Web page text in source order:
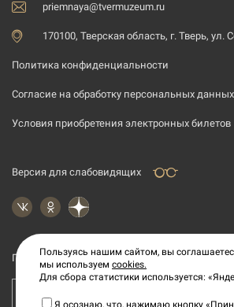
priemnaya@tvermuzeum.ru
170100, Тверская область, г. Тверь, ул.
Политика конфиденциальности
Согласие на обработку персональных данных
Условия приобретения электронных билетов
Версия для слабовидящих
Подпишитесь на рассылку новостей
Ваш e-mail адрес
Пользуясь нашим сайтом, вы
мы используем cookies.
Для сбора статистики используется:
Я осознаю, что, нажимаю кнопку